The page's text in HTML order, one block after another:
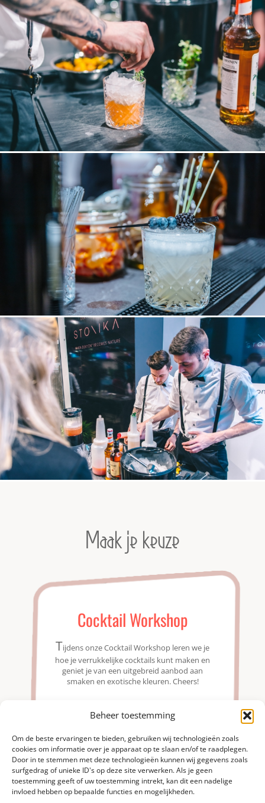
Beheer toestemming
Om de beste ervaringen te bieden, gebruiken wij technologieën zoals
cookies om informatie over je apparaat op te slaan en/of te raadplegen.
Door in te stemmen met deze technologieën kunnen wij gegevens zoals
surfgedrag of unieke ID's op deze site verwerken. Als je geen
toestemming geeft of uw toestemming intrekt, kan dit een nadelige
invloed hebben op bepaalde functies en mogelijkheden.
Maak je keuze
Cocktail Workshop
Tijdens onze Cocktail Workshop leren we je
hoe je verrukkelijke cocktails kunt maken en
geniet je van een uitgebreid aanbod aan
smaken en exotische kleuren. Cheers!